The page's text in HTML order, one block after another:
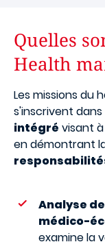
Quelles
Health
Les missions du
s'inscrivent dans
intégré visant
en démontrant
Analyse
médico-
examine la